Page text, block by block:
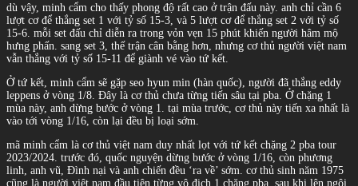
dù vậy, minh cẩm cho thấy phong độ rất cao ở trận đấu này. anh chỉ cần 6
lượt cơ để thắng set 1 với tỷ số 15-3, và 5 lượt cơ để thắng set 2 với tỷ số
15-6. mỗi set đấu chỉ diễn ra trong vỏn vẹn 15 phút khiến người hâm mộ
hưng phấn. sang set 3, thế trận cân bằng hơn, nhưng cơ thủ người việt nam
vẫn thắng với tỷ số 15-11 để giành vé vào tứ kết.
Ở tứ kết, minh cẩm sẽ gặp seo hyun min (hàn quốc), người đã thắng eddy
leppens ở vòng 1/8. Đây là cơ thủ chưa từng tiến sâu tại pba. Ở chặng 1
mùa này, anh dừng bước ở vòng 1. tại mùa trước, cơ thủ này tiến xa nhất là
vào tới vòng 1/16, còn lại đều bị loại sớm.
mã minh cẩm là cơ thủ việt nam duy nhất lọt với tứ kết chặng 2 pba tour
2023/2024. trước đó, quốc nguyện dừng bước ở vòng 1/16, còn phương
linh, anh vũ, Đình nại và anh chiến đều ‘ra về’ sớm. cơ thủ sinh năm 1975
cũng là người việt nam đầu tiên từng vô địch 1 chặng pba, sau khi lên ngôi